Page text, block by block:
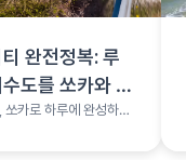
완전정복: 루
수도를 쏘카와 함
쏘카로 하루에 완성하는